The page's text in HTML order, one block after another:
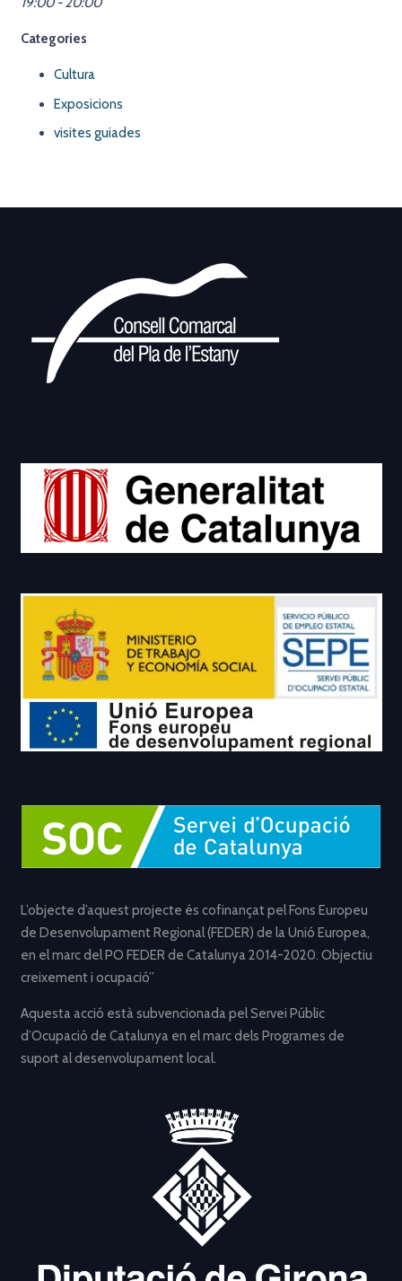
Categories
Cultura
Exposicions
visites guiades
L’objecte d’aquest projecte és cofinançat pel Fons Europeu
de Desenvolupament Regional (FEDER) de la Unió Europea,
en el marc del PO FEDER de Catalunya 2014-2020. Objectiu
creixement i ocupació”
Aquesta acció està subvencionada pel Servei Públic
d’Ocupació de Catalunya en el marc dels Programes de
suport al desenvolupament local.